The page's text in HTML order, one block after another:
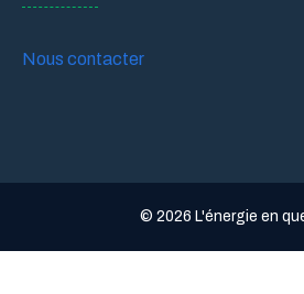
Nous contacter
© 2026 L'énergie en